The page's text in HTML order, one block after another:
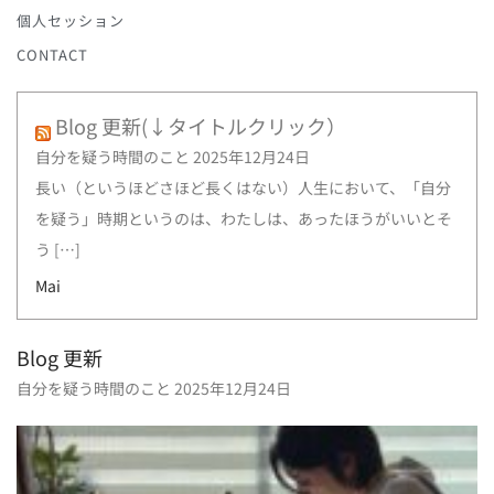
個人セッション
CONTACT
Blog 更新(↓タイトルクリック）
自分を疑う時間のこと 2025年12月24日
長い（というほどさほど長くはない）人生において、「自分
を疑う」時期というのは、わたしは、あったほうがいいとそ
う […]
Mai
Blog 更新
自分を疑う時間のこと 2025年12月24日